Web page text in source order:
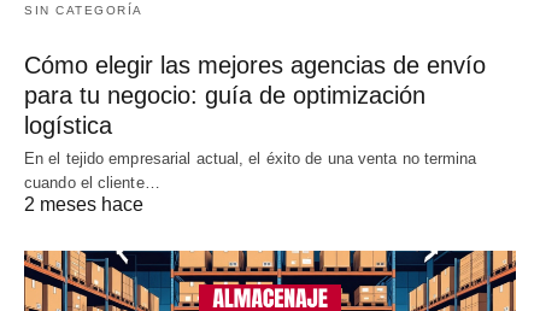
SIN CATEGORÍA
Cómo elegir las mejores agencias de envío
para tu negocio: guía de optimización
logística
En el tejido empresarial actual, el éxito de una venta no termina
cuando el cliente…
2 meses hace